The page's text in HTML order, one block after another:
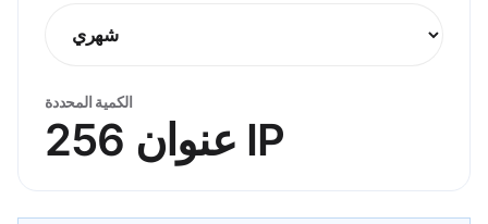
الكمية المحددة
256 عنوان IP